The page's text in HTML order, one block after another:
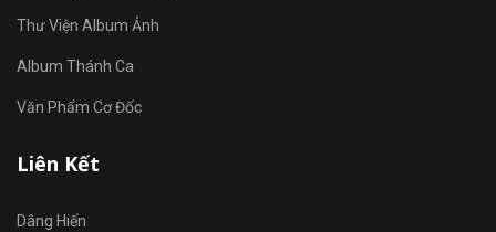
Thư Viện Album Ảnh
Album Thánh Ca
Văn Phẩm Cơ Đốc
Liên Kết
Dâng Hiến